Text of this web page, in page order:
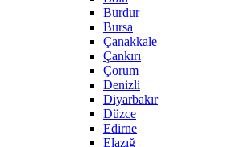
Burdur
Bursa
Çanakkale
Çankırı
Çorum
Denizli
Diyarbakır
Düzce
Edirne
Elazığ